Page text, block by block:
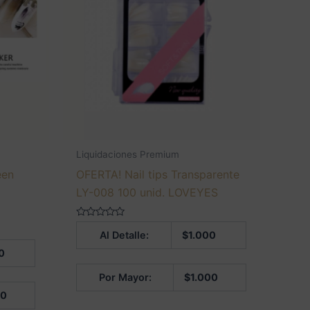
Liquidaciones Premium
OFERTA! Nail tips Transparente
LY-008 100 unid. LOVEYES
Al Detalle: $1.000
Por Mayor: $1.000